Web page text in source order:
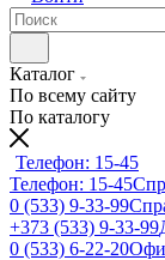
Каталог
По всему сайту
По каталогу
Телефон: 15-45
Телефон: 15-45
0 (533) 9-33-99
+373 (533) 9-33-99
0 (533) 6-22-20